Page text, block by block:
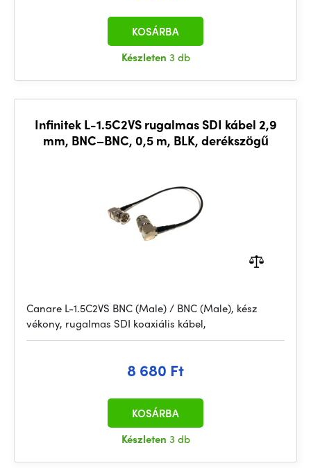
Készleten 3 db
KOSÁRBA
Infinitek L-1.5C2VS rugalmas SDI kábel 2,9
mm, BNC–BNC, 0,5 m, BLK, derékszögű
Canare L-1.5C2VS BNC (Male) / BNC (Male), kész
vékony, rugalmas SDI koaxiális kábel,
8 680 Ft
Készleten 3 db
KOSÁRBA